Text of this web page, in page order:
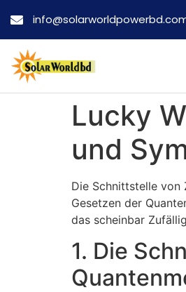
Lucky
und
Die Schnittstelle von
Gesetzen der
das scheinbar
1. Die